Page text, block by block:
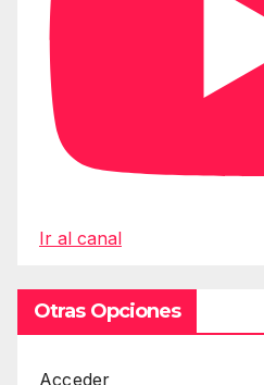
Ir al canal
Otras Opciones
Acceder